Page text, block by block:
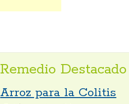
Remedio Destacado
Arroz para la Colitis